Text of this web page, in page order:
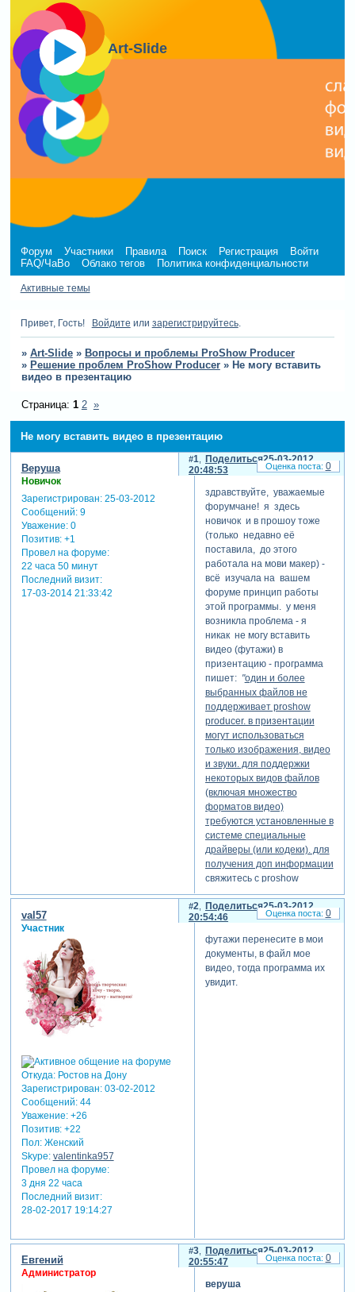
Art-Slide
Форум Участники Правила Поиск Регистрация
Войти
FAQ/ЧаВо
Облако тегов Политика конфиденциальности
Активные темы
Привет, Гость! Войдите или зарегистрируйтесь.
» Art-Slide » Вопросы и проблемы ProShow Producer
» Решение проблем ProShow Producer » Не могу вставить
видео в презентацию
Не могу вставить видео в презентацию
Страница: 1 2 »
Поделиться
1
25-03-2012
20:48:53
Веруша
Новичок
Зарегистрирован: 25-03-2012
Сообщений:9
Уважение: 0
Позитив: +1
Провел на форуме:
22 часа 50 минут
Последний визит:
17-03-2014 21:33:42
здравствуйте, уважаемые
форумчане! я здесь
новичок и в прошоу тоже
(только недавно её
поставила, до этого
работала на мови макер) -
всё изучала на вашем
форуме принцип работы
этой программы. у меня
возникла проблема - я
никак не могу вставить
видео (футажи) в
призентацию - программа
пишет: "один и более
выбранных файлов не
поддерживает proshow
producer. в призентации
могут использоваться
только изображения, видео
и звуки. для поддержки
некоторых видов файлов
(включая множество
форматов видео)
требуются установленные в
системе специальные
драйверы (или кодеки). для
получения доп информации
свяжитесь с proshow
producer".
я много почитала данный
раздел, многое пыталась
применить на практике, но
результат так и остался
нулевой - программа не
видит файлы. я пробовала
мастере. программа взята
с торрента (у народа всё
0
Поделиться
2
25-03-2012
20:54:46
val57
Участник
Откуда:Ростов на Дону
Зарегистрирован: 03-02-2012
Сообщений:44
Уважение: +26
Позитив: +22
Пол:Женский
Skype: valentinka957
Провел на форуме:
3 дня 22 часа
Последний визит:
28-02-2017 19:14:27
футажи перенесите в мои
документы, в файл мое
видео, тогда программа их
увидит.
0
Поделиться
3
25-03-2012
20:55:47
Евгений
Администратор
веруша
0